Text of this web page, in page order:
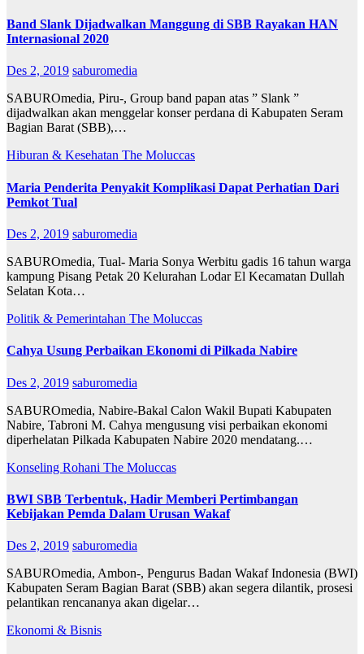
Band Slank Dijadwalkan Manggung di SBB Rayakan HAN
Internasional 2020
Des 2, 2019 saburomedia
SABUROmedia, Piru-, Group band papan atas ” Slank ”
dijadwalkan akan menggelar konser perdana di Kabupaten Seram
Bagian Barat (SBB),…
Hiburan & Kesehatan The Moluccas
Maria Penderita Penyakit Komplikasi Dapat Perhatian Dari
Pemkot Tual
Des 2, 2019 saburomedia
SABUROmedia, Tual- Maria Sonya Werbitu gadis 16 tahun warga
kampung Pisang Petak 20 Kelurahan Lodar El Kecamatan Dullah
Selatan Kota…
Politik & Pemerintahan The Moluccas
Cahya Usung Perbaikan Ekonomi di Pilkada Nabire
Des 2, 2019 saburomedia
SABUROmedia, Nabire-Bakal Calon Wakil Bupati Kabupaten
Nabire, Tabroni M. Cahya mengusung visi perbaikan ekonomi
diperhelatan Pilkada Kabupaten Nabire 2020 mendatang.…
Konseling Rohani The Moluccas
BWI SBB Terbentuk, Hadir Memberi Pertimbangan
Kebijakan Pemda Dalam Urusan Wakaf
Des 2, 2019 saburomedia
SABUROmedia, Ambon-, Pengurus Badan Wakaf Indonesia (BWI)
Kabupaten Seram Bagian Barat (SBB) akan segera dilantik, prosesi
pelantikan rencananya akan digelar…
Ekonomi & Bisnis